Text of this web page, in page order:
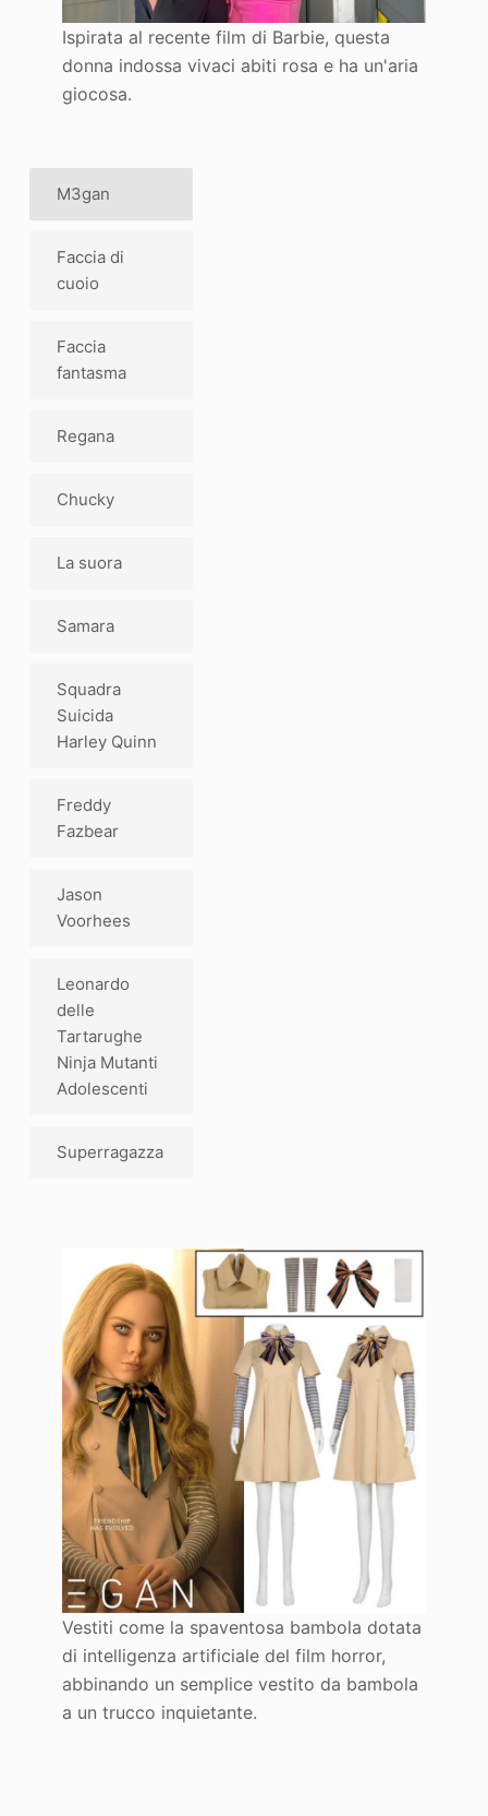
Ispirata al recente film di Barbie, questa
donna indossa vivaci abiti rosa e ha un'aria
giocosa.
M3gan
Faccia di
cuoio
Faccia
fantasma
Regana
Chucky
La suora
Samara
Squadra
Suicida
Harley Quinn
Freddy
Fazbear
Jason
Voorhees
Leonardo
delle
Tartarughe
Ninja Mutanti
Adolescenti
Superragazza
Vestiti come la spaventosa bambola dotata
di intelligenza artificiale del film horror,
abbinando un semplice vestito da bambola
a un trucco inquietante.